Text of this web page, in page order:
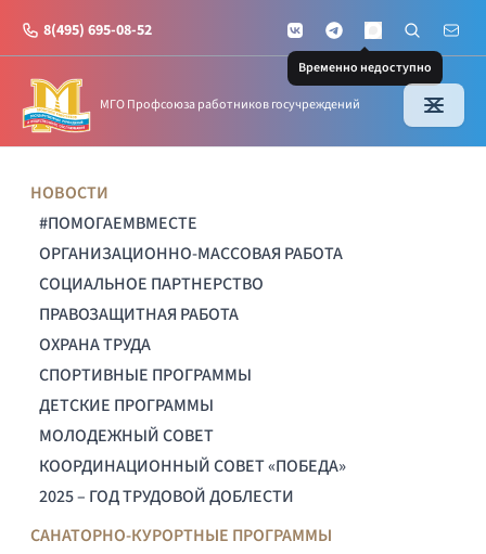
8(495) 695-08-52 VKontakteTelegramMAX
Временно недоступно
Поиск по
Почта
МГО Профсоюза работников госучреждений
НОВОСТИ
#ПОМОГАЕМВМЕСТЕ
ОРГАНИЗАЦИОННО-МАССОВАЯ РАБОТА
СОЦИАЛЬНОЕ ПАРТНЕРСТВО
ПРАВОЗАЩИТНАЯ РАБОТА
ОХРАНА ТРУДА
СПОРТИВНЫЕ ПРОГРАММЫ
ДЕТСКИЕ ПРОГРАММЫ
МОЛОДЕЖНЫЙ СОВЕТ
КООРДИНАЦИОННЫЙ СОВЕТ «ПОБЕДА»
2025 – ГОД ТРУДОВОЙ ДОБЛЕСТИ
САНАТОРНО-КУРОРТНЫЕ ПРОГРАММЫ